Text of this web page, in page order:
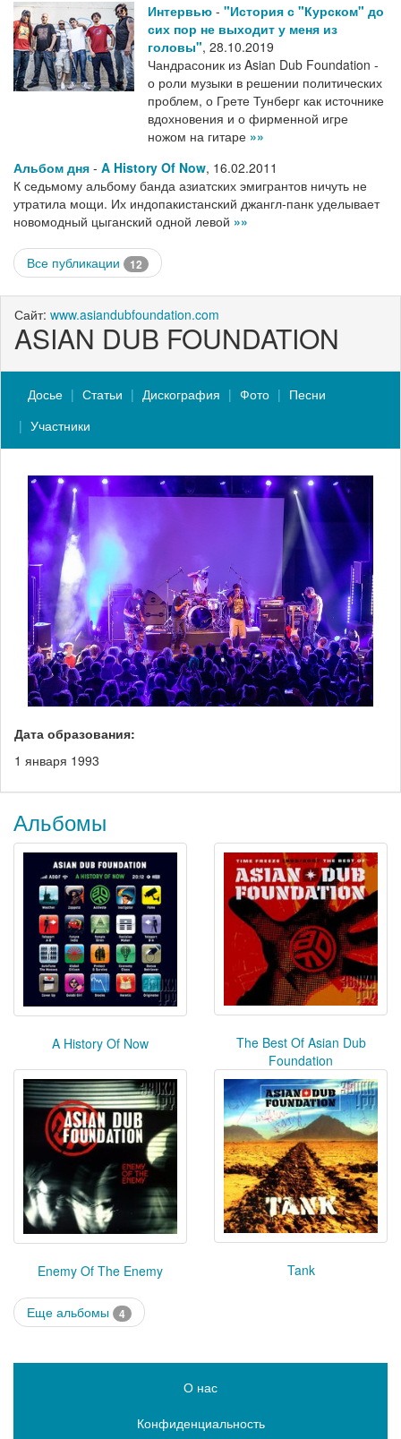
Интервью - "История с "Курском" до
сих пор не выходит у меня из
головы", 28.10.2019
Чандрасоник из Asian Dub Foundation -
о роли музыки в решении политических
проблем, о Грете Тунберг как источнике
вдохновения и о фирменной игре
ножом на гитаре »»
Альбом дня - A History Of Now, 16.02.2011
К седьмому альбому банда азиатских эмигрантов ничуть не
утратила мощи. Их индопакистанский джангл-панк уделывает
новомодный цыганский одной левой »»
Все публикации 12
Сайт: www.asiandubfoundation.com
ASIAN DUB FOUNDATION
Досье Статьи Дискография Фото
Песни
Участники
Дата образования:
1 января 1993
Альбомы
A History Of Now
The Best Of Asian Dub
Foundation
Enemy Of The Enemy Tank
Еще альбомы 4
О нас
Конфиденциальность